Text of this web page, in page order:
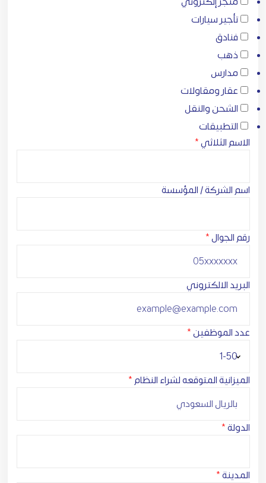
تأجير سيارات
فنادق
ذهب
مدارس
عقار ومقاولات
الشحن والنقل
التطبيقات
الاسم الثلاثي*
اسم الشركة / المؤسسة
رقم الجوال*
البريد الالكتروني
عدد الموظفين*
الميزانية المتوقعه لشراء النظام *
الدولة*
المدينة*